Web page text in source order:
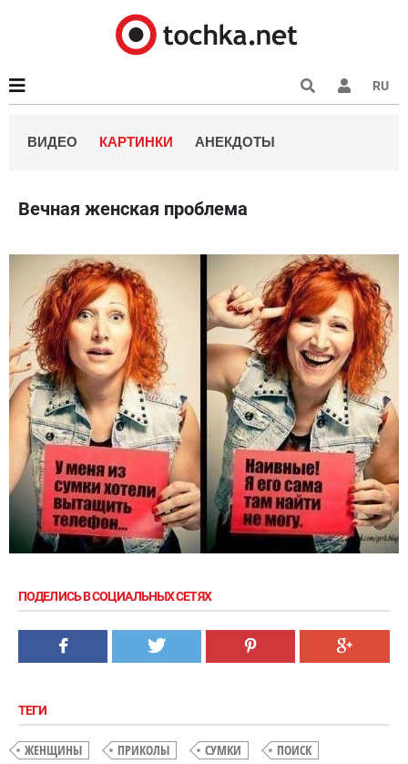
RU
ВИДЕО КАРТИНКИ АНЕКДОТЫ
Вечная женская проблема
ПОДЕЛИСЬ В СОЦИАЛЬНЫХ СЕТЯХ
ТЕГИ
ЖЕНЩИНЫ ПРИКОЛЫ СУМКИ
ПОИСК